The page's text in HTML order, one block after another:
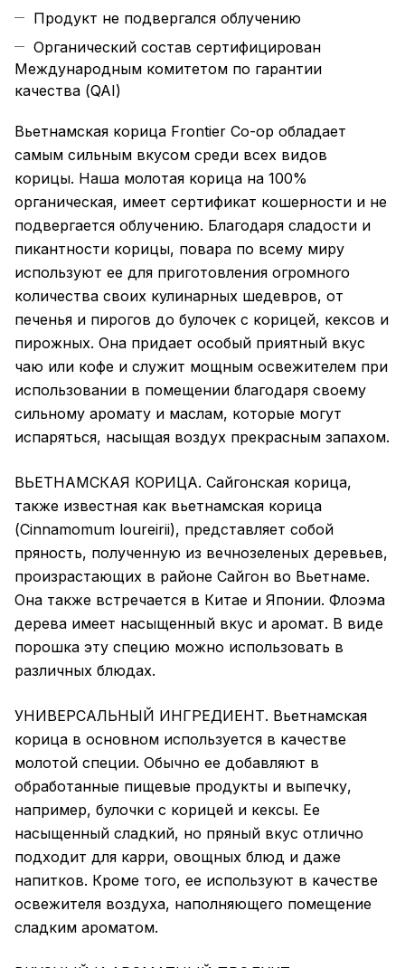
Продукт не подвергался облучению
Органический состав сертифицирован
Международным комитетом по гарантии
качества (QAI)
Вьетнамская корица Frontier Co-op обладает
самым сильным вкусом среди всех видов
корицы. Наша молотая корица на 100%
органическая, имеет сертификат кошерности и не
подвергается облучению. Благодаря сладости и
пикантности корицы, повара по всему миру
используют ее для приготовления огромного
количества своих кулинарных шедевров, от
печенья и пирогов до булочек с корицей, кексов и
пирожных. Она придает особый приятный вкус
чаю или кофе и служит мощным освежителем при
использовании в помещении благодаря своему
сильному аромату и маслам, которые могут
испаряться, насыщая воздух прекрасным запахом.
ВЬЕТНАМСКАЯ КОРИЦА. Сайгонская корица,
также известная как вьетнамская корица
(Cinnamomum loureirii), представляет собой
пряность, полученную из вечнозеленых деревьев,
произрастающих в районе Сайгон во Вьетнаме.
Она также встречается в Китае и Японии. Флоэма
дерева имеет насыщенный вкус и аромат. В виде
порошка эту специю можно использовать в
различных блюдах.
УНИВЕРСАЛЬНЫЙ ИНГРЕДИЕНТ. Вьетнамская
корица в основном используется в качестве
молотой специи. Обычно ее добавляют в
обработанные пищевые продукты и выпечку,
например, булочки с корицей и кексы. Ее
насыщенный сладкий, но пряный вкус отлично
подходит для карри, овощных блюд и даже
напитков. Кроме того, ее используют в качестве
освежителя воздуха, наполняющего помещение
сладким ароматом.